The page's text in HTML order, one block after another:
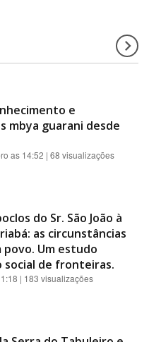
e
mbya guarani desde
as 14:52 | 68 visualizações
do Sr. São João à
as circunstâncias
povo. Um estudo
social de fronteiras.
| 183 visualizações